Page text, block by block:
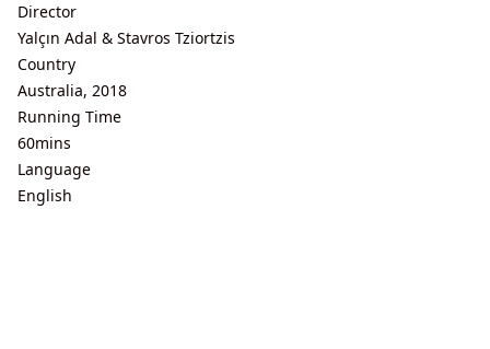
Director
Yalçın Adal & Stavros Tziortzis
Country
Australia, 2018
Running Time
60mins
Language
English